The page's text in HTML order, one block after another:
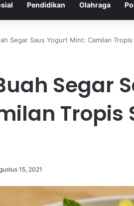
Pendidikan Olahraga
Segar Saus Yogurt Mint: Camilan
Segar
Tropis
15, 2021